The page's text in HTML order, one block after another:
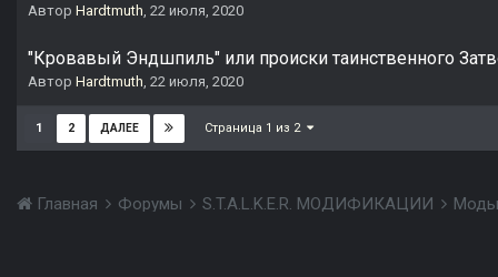
Автор Hardtmuth, 22 июля, 2020
"Кровавый Эндшпиль" или происки таинственного
Автор Hardtmuth, 22 июля, 2020
1 2 ДАЛЕЕ Страница 1 из 2
Главная Форумы S.T.A.L.K.E.R. МОДИФИКАЦИИ